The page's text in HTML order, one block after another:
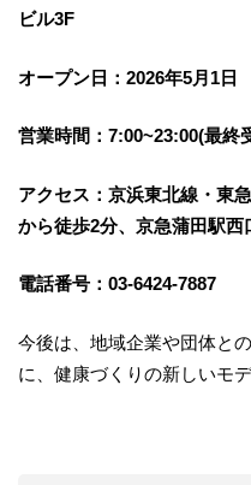
ビル3F
オープン日：2026年5月1日
営業時間：7:00~23:00(最終
アクセス：京浜東北線・東
から徒歩2分、京急蒲田駅西
電話番号：03-6424-7887
今後は、地域企業や団体と
に、健康づくりの新しいモ